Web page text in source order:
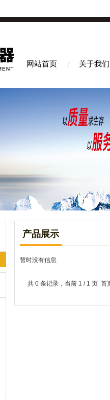
网站首页 关于我们
产品展示
暂时没有信息
共 0 条记录，当前 1 / 1 页